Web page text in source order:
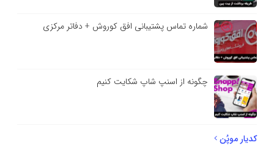
شماره تماس پشتیبانی افق کوروش + دفاتر مرکزی
چگونه از اسنپ شاپ شکایت کنیم
کدیار موپُن